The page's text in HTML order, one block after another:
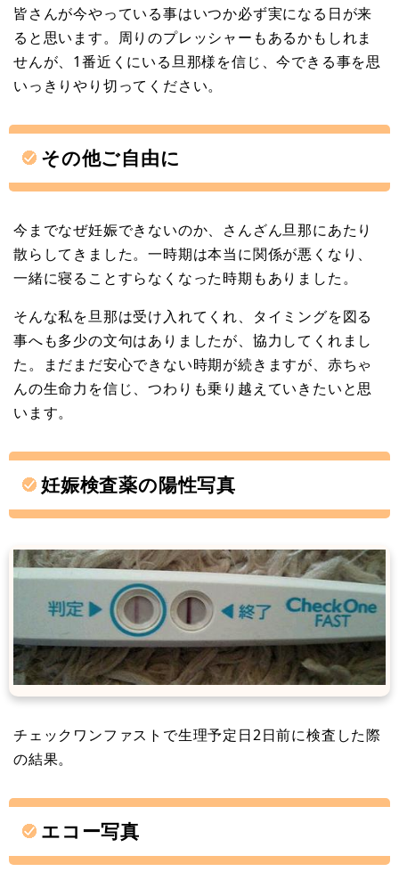
皆さんが今やっている事はいつか必ず実になる日が来
ると思います。周りのプレッシャーもあるかもしれま
せんが、1番近くにいる旦那様を信じ、今できる事を思
いっきりやり切ってください。
その他ご自由に
今までなぜ妊娠できないのか、さんざん旦那にあたり
散らしてきました。一時期は本当に関係が悪くなり、
一緒に寝ることすらなくなった時期もありました。
そんな私を旦那は受け入れてくれ、タイミングを図る
事へも多少の文句はありましたが、協力してくれまし
た。まだまだ安心できない時期が続きますが、赤ちゃ
んの生命力を信じ、つわりも乗り越えていきたいと思
います。
妊娠検査薬の陽性写真
チェックワンファストで生理予定日2日前に検査した際
の結果。
エコー写真